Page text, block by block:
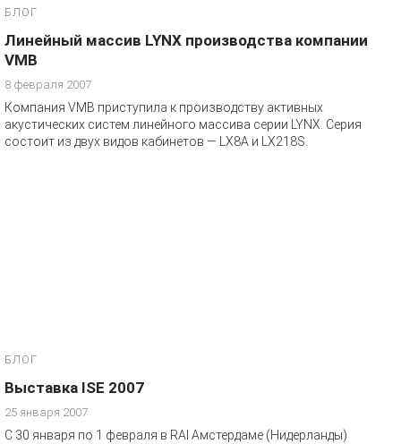
БЛОГ
Линейный массив LYNX производства компании
VMB
8 февраля 2007
Компания VMB приступила к производству активных
акустических систем линейного массива серии LYNX. Серия
состоит из двух видов кабинетов — LX8A и LX218S.
БЛОГ
Выставка ISE 2007
25 января 2007
C 30 января по 1 февраля в RAI Амстердаме (Нидерланды)